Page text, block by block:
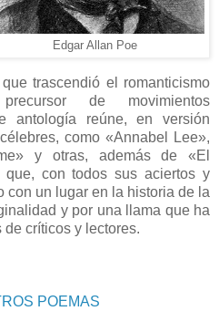
Edgar Allan Poe
trascendió el romanticismo
de movimientos
antología reúne, en versión
como «Annabel Lee»,
y otras, además de «El
que, con todos sus aciertos y
con un lugar en la historia de la
y por una llama que ha
críticos y lectores.
POEMAS